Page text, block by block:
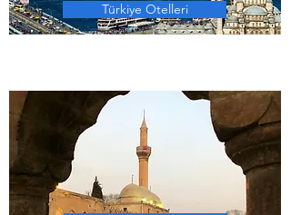
Türkiye Otelleri